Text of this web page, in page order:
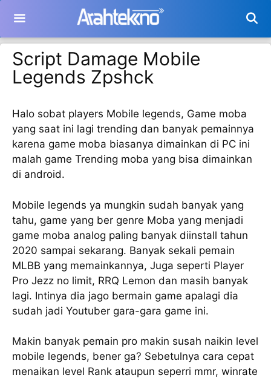
isi
Script Damage Mobile
Legends Zpshck
Halo sobat players Mobile legends, Game moba
yang saat ini lagi trending dan banyak pemainnya
karena game moba biasanya dimainkan di PC ini
malah game Trending moba yang bisa dimainkan
di android.
Mobile legends ya mungkin sudah banyak yang
tahu, game yang ber genre Moba yang menjadi
game moba analog paling banyak diinstall tahun
2020 sampai sekarang. Banyak sekali pemain
MLBB yang memainkannya, Juga seperti Player
Pro Jezz no limit, RRQ Lemon dan masih banyak
lagi. Intinya dia jago bermain game apalagi dia
sudah jadi Youtuber gara-gara game ini.
Makin banyak pemain pro makin susah naikin level
mobile legends, bener ga? Sebetulnya cara cepat
menaikan level Rank ataupun seperri mmr, winrate